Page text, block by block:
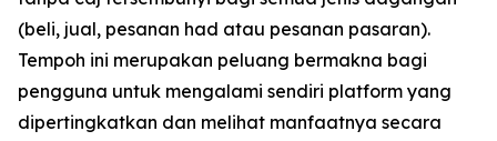
(beli, jual, pesanan had atau pesanan pasaran).
Tempoh ini merupakan peluang bermakna bagi
pengguna untuk mengalami sendiri platform yang
dipertingkatkan dan melihat manfaatnya secara